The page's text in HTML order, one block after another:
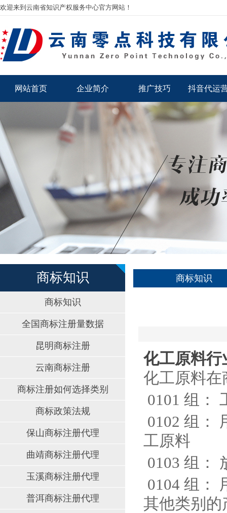
欢迎来到云南省知识产权服务中心官方网站！
网站首页 企业简介 推广技巧 抖音代运
商标知识
商标知识
全国商标注册量数据
昆明商标注册
云南商标注册
商标注册如何选择类别
商标政策法规
保山商标注册代理
曲靖商标注册代理
玉溪商标注册代理
普洱商标注册代理
商标知识
化工原料行
化工原料在
0101 组：
0102 组：
工原料
0103 组 ：
0104 组 ：
其他类别